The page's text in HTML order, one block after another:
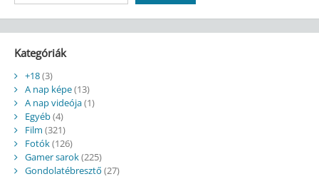
Kategóriák
+18(3)
A nap képe(13)
A nap videója(1)
Egyéb(4)
Film (321)
Fotók(126)
Gamer sarok(225)
Gondolatébresztő (27)